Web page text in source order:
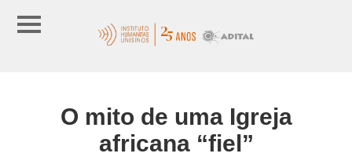
O mito de uma Igreja
africana “fiel”